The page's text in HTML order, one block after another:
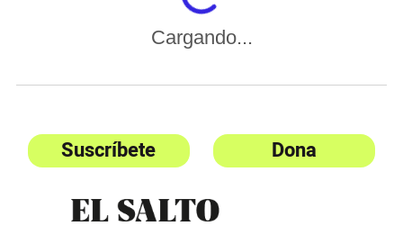
Cargando...
Suscríbete Dona